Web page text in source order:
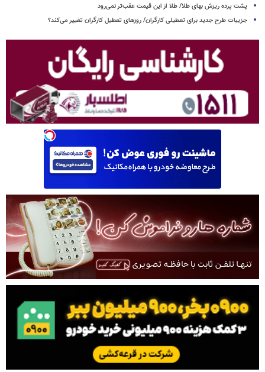
پشت پرده ریزش بهای طلا/ طلا از این قیمت عقب‌تر نمی‌رود
جزیبات طرح جدید برای تعطیلی کارگران/ روزهای تعطیل کارگران تغییر می‌کند؟